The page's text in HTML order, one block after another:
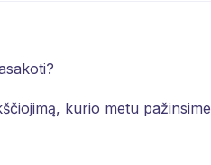
kurio metu pažinsime